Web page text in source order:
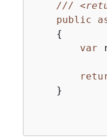
///
public
{
var
    }